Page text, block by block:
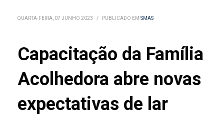
QUARTA-FEIRA, 07 JUNHO 2023 / PUBLICADO EM SMAS
Capacitação da Família
Acolhedora abre novas
expectativas de lar